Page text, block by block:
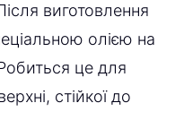
виготовлення
олією на
це для
стійкої до